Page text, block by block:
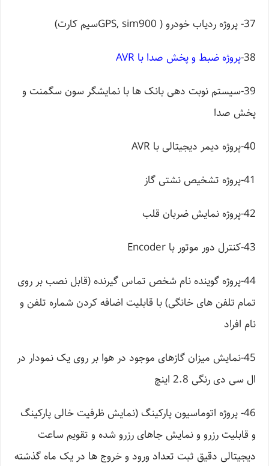
37- پروژه ردیاب خودرو ( GPS, sim900سیم کارت)
38-پروژه ضبط و پخش صدا با AVR
39-سیستم نوبت دهی بانک ها با نمایشگر سون سگمنت و
پخش صدا
40-پروژه دیمر دیجیتالی با AVR
41-پروژه تشخیص نشتی گاز
42-پروژه نمایش ضربان قلب
43-کنترل دور موتور با Encoder
44-پروژه گوینده نام شخص تماس گیرنده (قابل نصب بر روی
تمام تلفن های خانگی) با قابلیت اضافه کردن شماره تلفن و
نام افراد
45-نمایش میزان گازهای موجود در هوا بر روی یک نمودار در
ال سی دی رنگی 2.8 اینچ
46- پروژه اتوماسیون پارکینگ (نمایش ظرفیت خالی پارکینگ
و قابلیت رزرو و نمایش جاهای رزرو شده و تقویم ساعت
دیجیتالی دقیق ثبت تعداد ورود و خروج ها در یک ماه گذشته